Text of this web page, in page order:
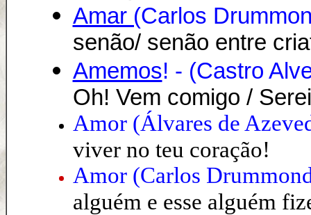
Amar (Carlos
senão/ senão entre
Amemos! - (Castro
Oh! Vem comigo /
Amor (Álvares de
viver no teu coração!
Amor(Carlos
alguém e esse alguém